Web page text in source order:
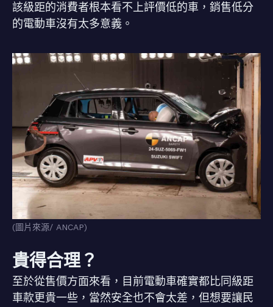
該級距的消費者根本看不上評價低的車，銷售低分
的電動車沒有太多意義。
(圖片來源/ ANCAP)
貴得合理？
至於從售價方面來看，目前電動車確實都比同級距
車款更貴一些，當然安全也不會太差，但想要讓民